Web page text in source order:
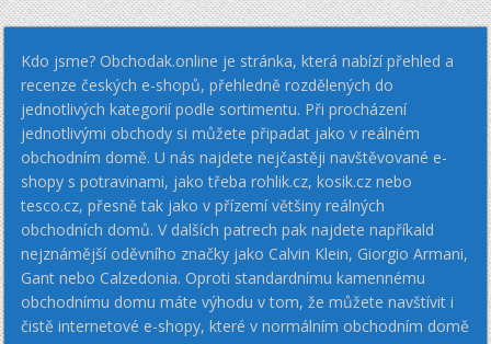
Kdo jsme? Obchodak.online je stránka, která nabízí přehled a
recenze českých e-shopů, přehledně rozdělených do
jednotlivých kategorií podle sortimentu. Při procházení
jednotlivými obchody si můžete připadat jako v reálném
obchodním domě. U nás najdete nejčastěji navštěvované e-
shopy s potravinami, jako třeba rohlik.cz, kosik.cz nebo
tesco.cz, přesně tak jako v přízemí většiny reálných
obchodních domů. V dalších patrech pak najdete napříkald
nejznámější oděvního značky jako Calvin Klein, Giorgio Armani,
Gant nebo Calzedonia. Oproti standardnímu kamennému
obchodnímu domu máte výhodu v tom, že můžete navštívit i
čistě internetové e-shopy, které v normálním obchodním domě